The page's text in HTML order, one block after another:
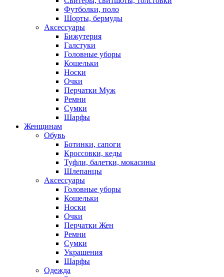
Футболки, поло
Шорты, бермуды
Аксессуары
Бижутерия
Галстуки
Головные уборы
Кошельки
Носки
Очки
Перчатки Муж
Ремни
Сумки
Шарфы
Женщинам
Обувь
Ботинки, сапоги
Кроссовки, кеды
Туфли, балетки, мокасины
Шлепанцы
Аксессуары
Головные уборы
Кошельки
Носки
Очки
Перчатки Жен
Ремни
Сумки
Украшения
Шарфы
Одежда